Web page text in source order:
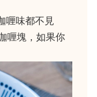
喱味都不見
喱塊，如果你